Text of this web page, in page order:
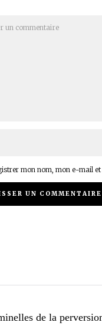
mon nom, mon e-mail
de la